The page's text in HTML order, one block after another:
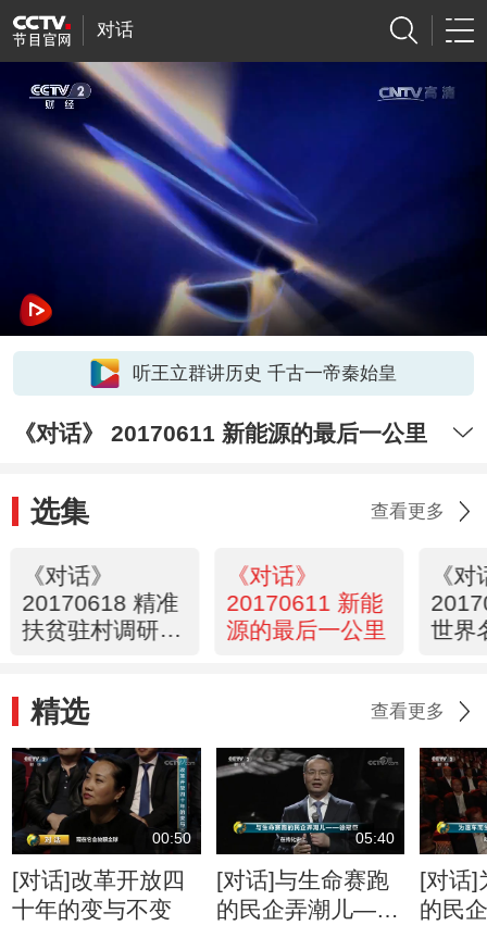
对话
听王立群讲历史 千古一帝秦始皇
《对话》 20170611 新能源的最后一公里
选集 查看更多
《对话》
20170618 精准
扶贫驻村调研一
《对话》
20170611 新能
源的最后一公里
《
世界
精选 查看更多
00:50
[对话]改革开放四
十年的变与不变
05:40
[对话]与生命赛跑
的民企弄潮儿——
[对话]
的民